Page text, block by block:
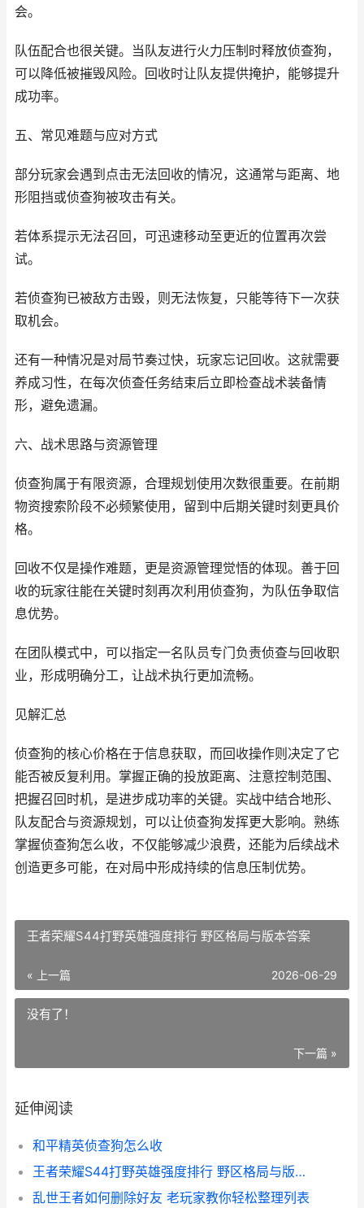
会。
队伍配合也很关键。当队友进行火力压制时释放侦查狗，
可以降低被摧毁风险。回收时让队友提供掩护，能够提升
成功率。
五、常见难题与应对方式
部分玩家会遇到点击无法回收的情况，这通常与距离、地
形阻挡或侦查狗被攻击有关。
若体系提示无法召回，可迅速移动至更近的位置再次尝
试。
若侦查狗已被敌方击毁，则无法恢复，只能等待下一次获
取机会。
还有一种情况是对局节奏过快，玩家忘记回收。这就需要
养成习性，在每次侦查任务结束后立即检查战术装备情
形，避免遗漏。
六、战术思路与资源管理
侦查狗属于有限资源，合理规划使用次数很重要。在前期
物资搜索阶段不必频繁使用，留到中后期关键时刻更具价
格。
回收不仅是操作难题，更是资源管理觉悟的体现。善于回
收的玩家往能在关键时刻再次利用侦查狗，为队伍争取信
息优势。
在团队模式中，可以指定一名队员专门负责侦查与回收职
业，形成明确分工，让战术执行更加流畅。
见解汇总
侦查狗的核心价格在于信息获取，而回收操作则决定了它
能否被反复利用。掌握正确的投放距离、注意控制范围、
把握召回时机，是进步成功率的关键。实战中结合地形、
队友配合与资源规划，可以让侦查狗发挥更大影响。熟练
掌握侦查狗怎么收，不仅能够减少浪费，还能为后续战术
创造更多可能，在对局中形成持续的信息压制优势。
王者荣耀S44打野英雄强度排行 野区格局与版本答案
« 上一篇 2026-06-29
没有了！
下一篇 »
延伸阅读
和平精英侦查狗怎么收
王者荣耀S44打野英雄强度排行 野区格局与版本答案
乱世王者如何删除好友 老玩家教你轻松整理列表